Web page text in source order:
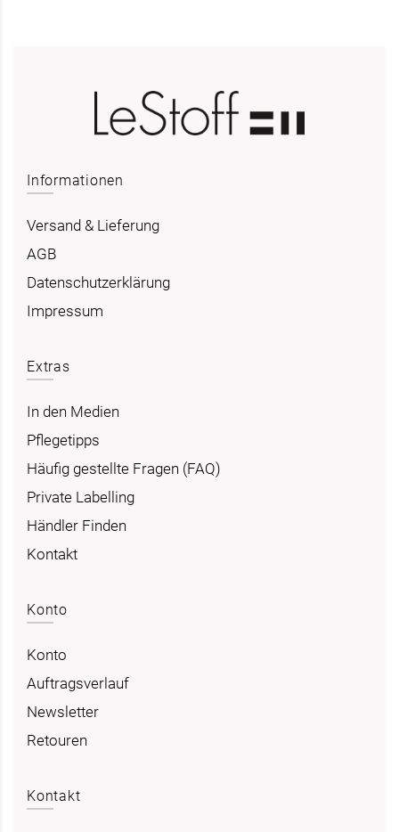
Informationen
Versand & Lieferung
AGB
Datenschutzerklärung
Impressum
Extras
In den Medien
Pflegetipps
Häufig gestellte Fragen (FAQ)
Private Labelling
Händler Finden
Kontakt
Konto
Konto
Auftragsverlauf
Newsletter
Retouren
Kontakt